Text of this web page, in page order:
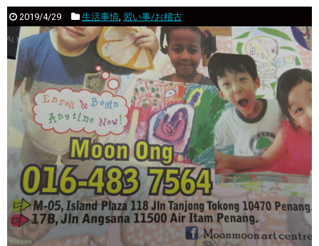
2019/4/29 生活事情, 習い事/お稽古